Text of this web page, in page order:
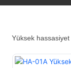
Yüksek hassasiyet